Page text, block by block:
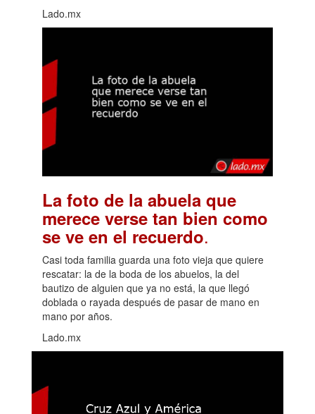
Lado.mx
La foto de la abuela que
merece verse tan bien como
se ve en el recuerdo.
Casi toda familia guarda una foto vieja que quiere
rescatar: la de la boda de los abuelos, la del
bautizo de alguien que ya no está, la que llegó
doblada o rayada después de pasar de mano en
mano por años.
Lado.mx